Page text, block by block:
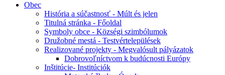
Obec
História a súčastnosť - Múlt és jelen
Titulná stránka - Főoldal
Symboly obce - Községi szimbólumok
Družobné mestá - Testvértelepülések
Realizované projekty - Megvalósult pályázatok
Dobrovoľníctvom k budúcnosti Európy
Inštitúcie- Institúciók